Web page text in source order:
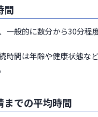
間
一般的に数分から30分程
時間は年齢や健康状態な
までの平均時間